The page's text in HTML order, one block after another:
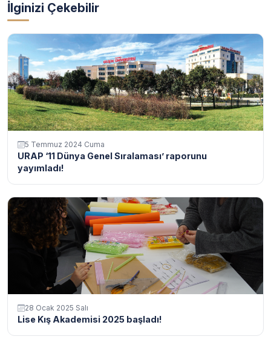
İlginizi Çekebilir
5 Temmuz 2024 Cuma
URAP ‘11 Dünya Genel Sıralaması’ raporunu
yayımladı!
28 Ocak 2025 Salı
Lise Kış Akademisi 2025 başladı!